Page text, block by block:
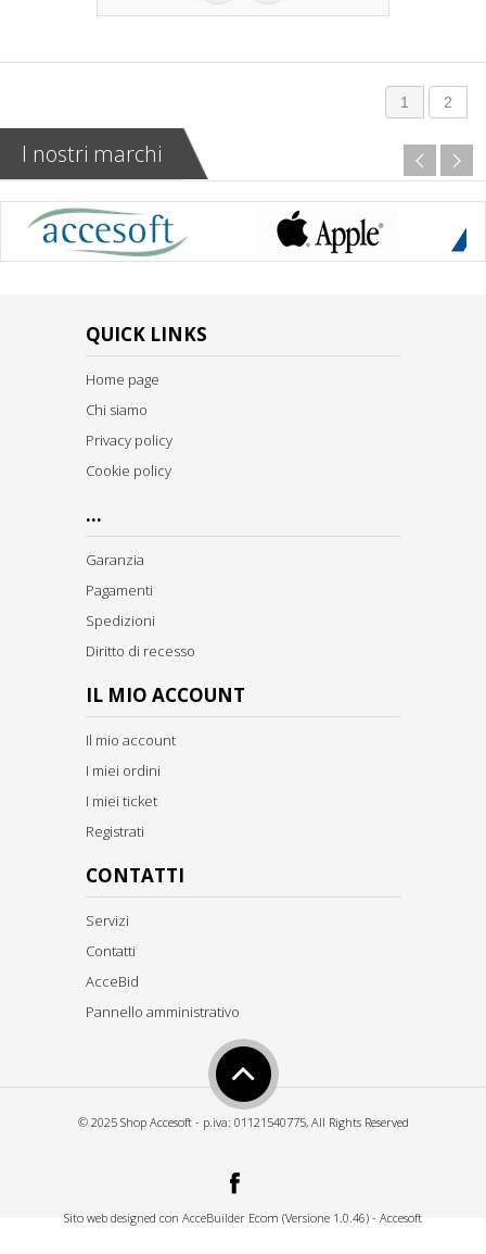
1 2
I nostri marchi
QUICK LINKS
Home page
Chi siamo
Privacy policy
Cookie policy
...
Garanzia
Pagamenti
Spedizioni
Diritto di recesso
IL MIO ACCOUNT
Il mio account
I miei ordini
I miei ticket
Registrati
CONTATTI
Servizi
Contatti
AcceBid
Pannello amministrativo
© 2025 Shop Accesoft - p.iva: 01121540775, All Rights Reserved
Sito web designed con AcceBuilder Ecom (Versione 1.0.46) - Accesoft